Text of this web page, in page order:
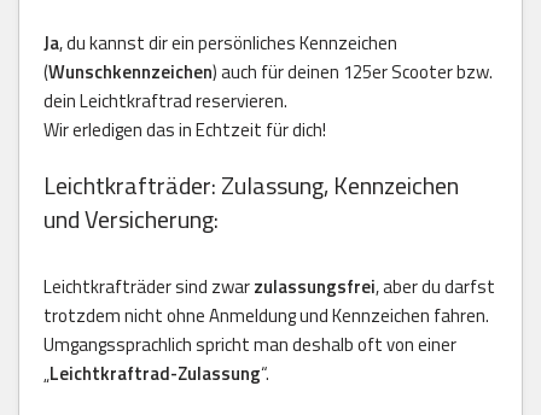
Ja, du kannst dir ein persönliches Kennzeichen
(Wunschkennzeichen) auch für deinen 125er Scooter bzw.
dein Leichtkraftrad reservieren.
Wir erledigen das in Echtzeit für dich!
Leichtkrafträder: Zulassung, Kennzeichen
und Versicherung:
Leichtkrafträder sind zwarzulassungsfrei, aber du darfst
trotzdem nicht ohne Anmeldung und Kennzeichen fahren.
Umgangssprachlich spricht man deshalb oft von einer
„Leichtkraftrad-Zulassung“.